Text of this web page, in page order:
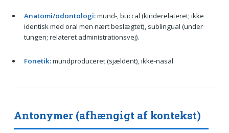
Anatomi/odontologi:mund-, buccal (kinderelateret; ikke
identisk med oral men nært beslægtet), sublingual (under
tungen; relateret administrationsvej).
Fonetik:mundproduceret (sjældent), ikke-nasal.
Antonymer (afhængigt af kontekst)